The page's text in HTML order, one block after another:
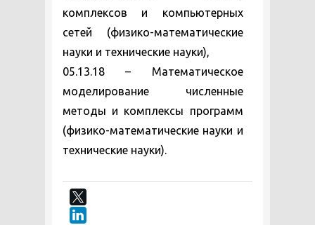
комплексов и компьютерных
сетей (физико-математические
науки и технические науки),
05.13.18 – Математическое
моделирование численные
методы и комплексы программ
(физико-математические науки и
технические науки).